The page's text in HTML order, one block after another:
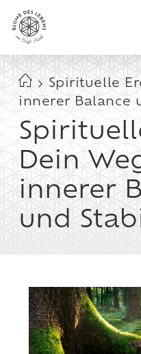
Spirituelle
innerer Balance
Dein
innerer
und